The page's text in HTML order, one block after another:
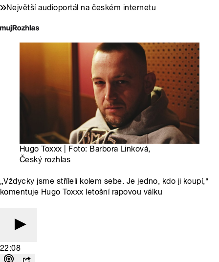
Největší audioportál na českém internetu
Hugo Toxxx | Foto: Barbora Linková,
Český rozhlas
„Vždycky jsme stříleli kolem sebe. Je jedno, kdo ji koupí,“
komentuje Hugo Toxxx letošní rapovou válku
22:08